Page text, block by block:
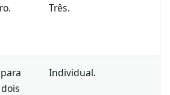
Três.
Individual.